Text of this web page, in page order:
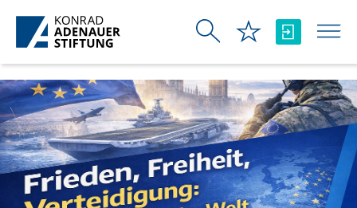
Skip to Main Content